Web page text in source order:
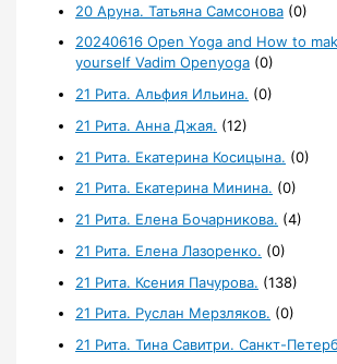
20 Аруна. Татьяна Самсонова (0)
20240616 Open Yoga and How to
yourself Vadim Openyoga (0)
21 Рита. Альфия Ильина. (0)
21 Рита. Анна Джая. (12)
21 Рита. Екатерина Косицына. (0)
21 Рита. Екатерина Минина. (0)
21 Рита. Елена Бочарникова. (4)
21 Рита. Елена Лазоренко. (0)
21 Рита. Ксения Пачурова. (138)
21 Рита. Руслан Мерзляков. (0)
21 Рита. Тина Савитри. Санкт-